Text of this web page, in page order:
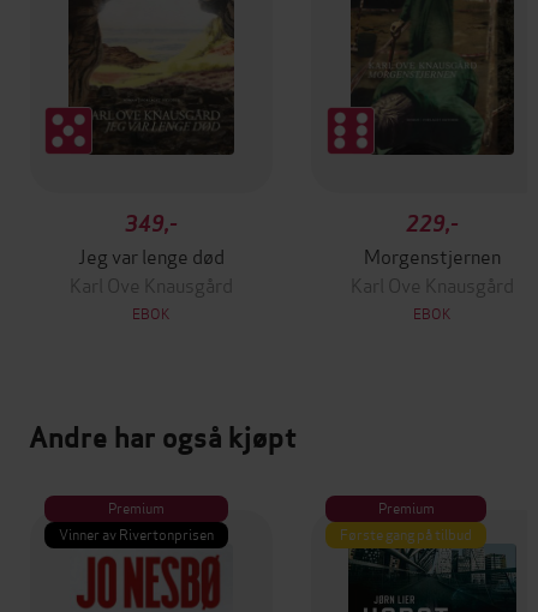
349,-
Jeg var lenge død
Karl Ove Knausgård
EBOK
229,-
Morgenstjernen
Karl Ove Knausgård
EBOK
Andre har også kjøpt
Premium
Vinner av Rivertonprisen
Premium
Første gang på tilbud